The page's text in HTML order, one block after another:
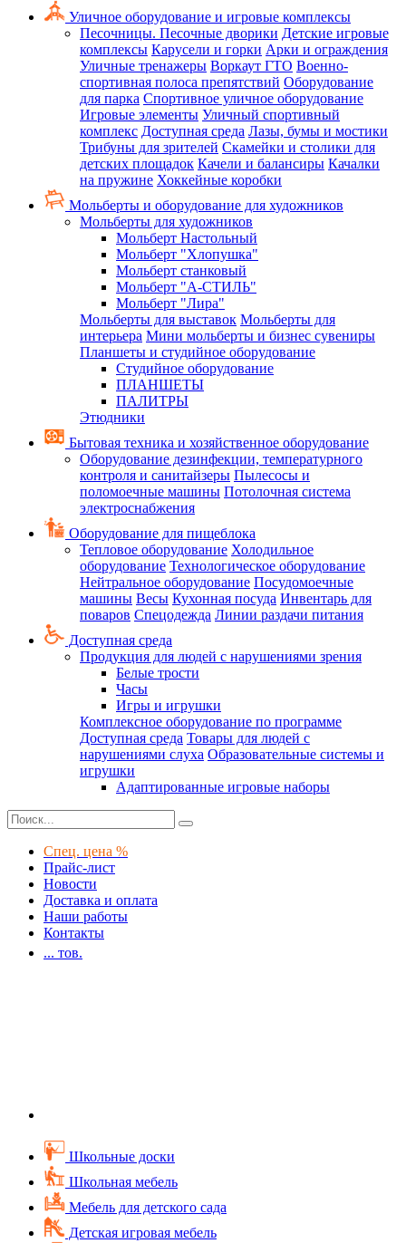
Уличное оборудование и игровые комплексы
Песочницы. Песочные дворики Детские игровые
комплексы Карусели и горки Арки и ограждения
Уличные тренажеры Воркаут ГТО Военно-
спортивная полоса препятствий Оборудование
для парка Спортивное уличное оборудование
Игровые элементы Уличный спортивный
комплекс Доступная среда Лазы, бумы и мостики
Трибуны для зрителей Скамейки и столики для
детских площадок Качели и балансиры Качалки
на пружине Хоккейные коробки
Мольберты и оборудование для художников
Мольберты для художников
Мольберт Настольный
Мольберт "Хлопушка"
Мольберт станковый
Мольберт "А-СТИЛЬ"
Мольберт "Лира"
Мольберты для выставок Мольберты для
интерьера Мини мольберты и бизнес сувениры
Планшеты и студийное оборудование
Студийное оборудование
ПЛАНШЕТЫ
ПАЛИТРЫ
Этюдники
Бытовая техника и хозяйственное оборудование
Оборудование дезинфекции, температурного
контроля и санитайзеры Пылесосы и
поломоечные машины Потолочная система
электроснабжения
Оборудование для пищеблока
Тепловое оборудование Холодильное
оборудование Технологическое оборудование
Нейтральное оборудование Посудомоечные
машины Весы Кухонная посуда Инвентарь для
поваров Спецодежда Линии раздачи питания
Доступная среда
Продукция для людей с нарушениями зрения
Белые трости
Часы
Игры и игрушки
Комплексное оборудование по программе
Доступная среда Товары для людей с
нарушениями слуха Образовательные системы и
игрушки
Адаптированные игровые наборы
Спец. цена %
Прайс-лист
Новости
Доставка и оплата
Наши работы
Контакты
... тов.
Школьные доски
Школьная мебель
Мебель для детского сада
Детская игровая мебель